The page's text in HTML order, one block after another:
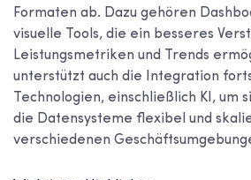
Formaten ab. Dazu gehören
visuelle Tools, die ein besseres
Leistungsmetriken und Trends
unterstützt auch die Integration
Technologien, einschließlich KI, um
die Datensysteme flexibel und
verschiedenen